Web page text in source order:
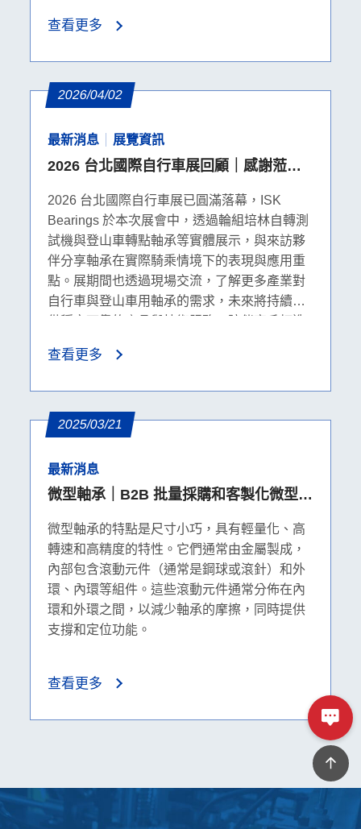
查看更多
2026/04/02
最新消息 展覽資訊
2026 台北國際自行車展回顧｜感謝蒞臨
2026 台北國際自行車展已圓滿落幕，ISK
Bearings 於本次展會中，透過輪組培林自轉測
試機與登山車轉點軸承等實體展示，與來訪夥
伴分享軸承在實際騎乘情境下的表現與應用重
點。展期間也透過現場交流，了解更多產業對
自行車與登山車用軸承的需求，未來將持續提
查看更多
2025/03/21
最新消息
微型軸承｜B2B 批量採購和客製化微型軸
微型軸承的特點是尺寸小巧，具有輕量化、高
轉速和高精度的特性。它們通常由金屬製成，
內部包含滾動元件（通常是鋼球或滾針）和外
環、內環等組件。這些滾動元件通常分佈在內
環和外環之間，以減少軸承的摩擦，同時提供
支撐和定位功能。
查看更多